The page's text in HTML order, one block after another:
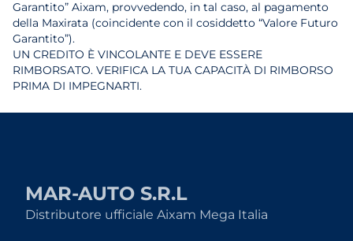
Garantito” Aixam, provvedendo, in tal caso, al pagamento
della Maxirata (coincidente con il cosiddetto “Valore Futuro
Garantito”).
UN CREDITO È VINCOLANTE E DEVE ESSERE
RIMBORSATO. VERIFICA LA TUA CAPACITÀ DI RIMBORSO
PRIMA DI IMPEGNARTI.
MAR-AUTO S.R.L
Distributore ufficiale Aixam Mega Italia